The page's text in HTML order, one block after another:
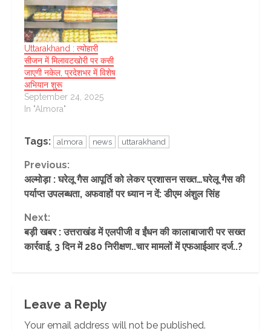
Uttarakhand : त्योहारी
सीजन में मिलावटखोरी पर कसी
जाएगी नकेल, प्रदेशभर में विशेष
अभियान शुरू
September 24, 2025
In "Almora"
Tags: almora news uttarakhand
Continue
Reading
Previous:
अल्मोड़ा : घरेलू गैस आपूर्ति को लेकर प्रशासन सख्त…घरेलू गैस की
पर्याप्त उपलब्धता, अफवाहों पर ध्यान न दें: डीएम अंशुल सिंह
Next:
बड़ी खबर : उत्तराखंड में एलपीजी व ईंधन की कालाबाजारी पर सख्त
कार्रवाई, 3 दिन में 280 निरीक्षण..चार मामलों में एफआईआर दर्ज..?
Leave a Reply
Your email address will not be published.